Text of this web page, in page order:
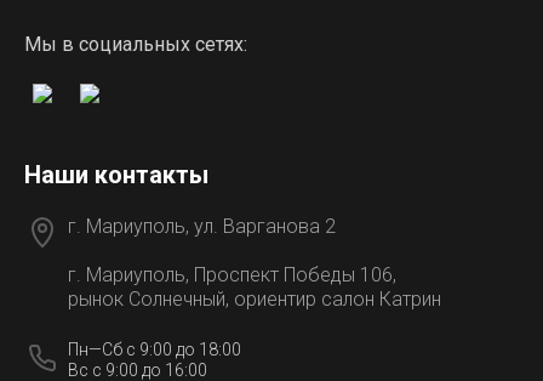
Мы в социальных сетях:
Наши контакты
г. Мариуполь, ул. Варганова 2
г. Мариуполь, Проспект Победы 106,
рынок Солнечный, ориентир салон Катрин
Пн—Сб с 9:00 до 18:00
Вс с 9:00 до 16:00